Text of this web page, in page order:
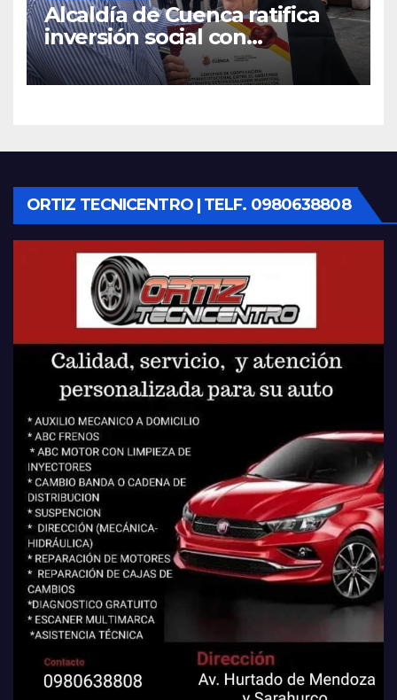
Alcaldía de Cuenca ratifica
inversión social con
fundaciones e instituciones
locales
ORTIZ TECNICENTRO | TELF. 0980638808